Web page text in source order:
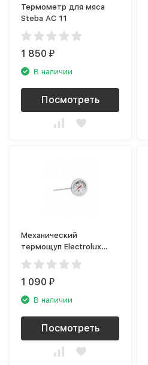
Термометр для мяса
Steba AC 11
1 850₽
В наличии
Посмотреть
Механический
термощуп Electrolux
E4TAM01
1 090₽
В наличии
Посмотреть